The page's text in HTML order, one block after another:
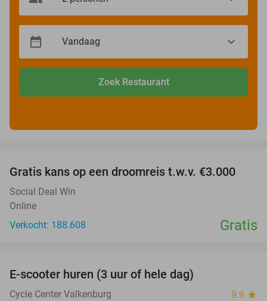
Zoek Restaurant
Gratis kans op een droomreis t.w.v. €3.000
Social Deal Win
Online
Verkocht: 188.608
Gratis
E-scooter huren (3 uur of hele dag)
Cycle Center Valkenburg 9.9 star